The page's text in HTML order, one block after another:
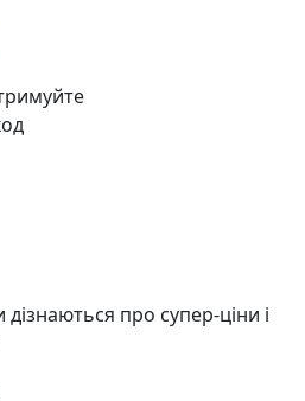
про супер-ціни і